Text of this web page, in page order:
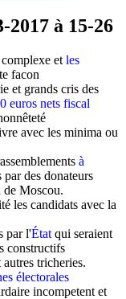
à 15-26
complexe et les
facon
et grands cris des
euros nets fiscal
avec les minima ou
à
par des donateurs
de Moscou.
les candidats avec la
par l'État qui seraient
constructifs
tricheries.
électorales
incompetent et